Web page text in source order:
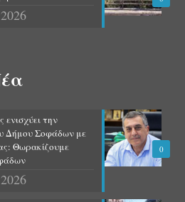
0
την
Δήμου Σοφάδων με
Θωρακίζουμε